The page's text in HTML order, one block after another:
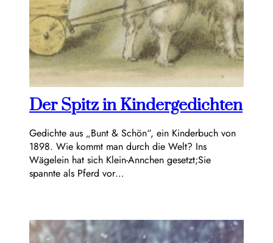
Der Spitz in Kindergedichten
Gedichte aus „Bunt & Schön“, ein Kinderbuch von
1898. Wie kommt man durch die Welt? Ins
Wägelein hat sich Klein-Annchen gesetzt;Sie
spannte als Pferd vor…